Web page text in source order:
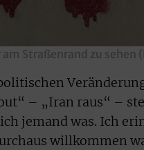
Straßenrand zu sehen
– „Iran raus“ –
jemand was. Ich
willkommen